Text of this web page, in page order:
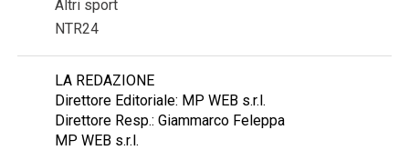
Altri sport
NTR24
LA REDAZIONE
Direttore Editoriale: MP WEB s.r.l.
Direttore Resp.: Giammarco Feleppa
MP WEB s.r.l.